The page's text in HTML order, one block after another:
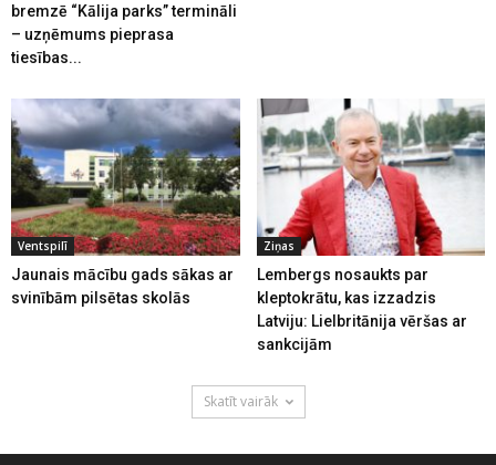
bremzē “Kālija parks” termināli
– uzņēmums pieprasa
tiesības...
Ventspilī
Jaunais mācību gads sākas ar
svinībām pilsētas skolās
Ziņas
Lembergs nosaukts par
kleptokrātu, kas izzadzis
Latviju: Lielbritānija vēršas ar
sankcijām
Skatīt vairāk